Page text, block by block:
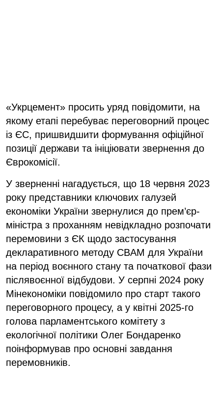
«Укрцемент» просить уряд повідомити, на
якому етапі перебуває переговорний процес
із ЄС, пришвидшити формування офіційної
позиції держави та ініціювати звернення до
Єврокомісії.
У зверненні нагадується, що 18 червня 2023
року представники ключових галузей
економіки України звернулися до прем’єр-
міністра з проханням невідкладно розпочати
перемовини з ЄК щодо застосування
декларативного методу CBAM для України
на період воєнного стану та початкової фази
післявоєнної відбудови. У серпні 2024 року
Мінекономіки повідомило про старт такого
переговорного процесу, а у квітні 2025-го
голова парламентського комітету з
екологічної політики Олег Бондаренко
поінформував про основні завдання
перемовників.